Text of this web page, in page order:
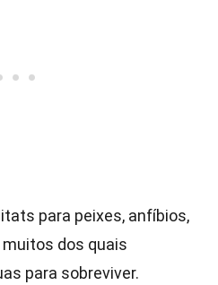
para peixes, anfíbios,
dos quais
para sobreviver.